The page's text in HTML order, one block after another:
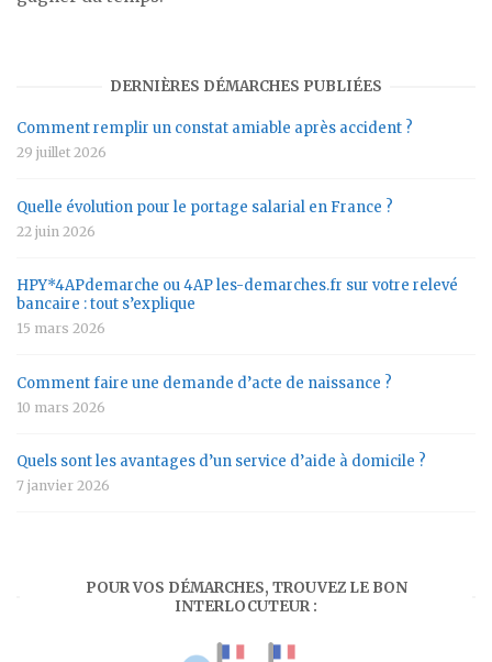
DERNIÈRES DÉMARCHES PUBLIÉES
Comment remplir un constat amiable après accident ?
29 juillet 2026
Quelle évolution pour le portage salarial en France ?
22 juin 2026
HPY*4APdemarche ou 4AP les-demarches.fr sur votre relevé
bancaire : tout s’explique
15 mars 2026
Comment faire une demande d’acte de naissance ?
10 mars 2026
Quels sont les avantages d’un service d’aide à domicile ?
7 janvier 2026
POUR VOS DÉMARCHES, TROUVEZ LE BON
INTERLOCUTEUR :